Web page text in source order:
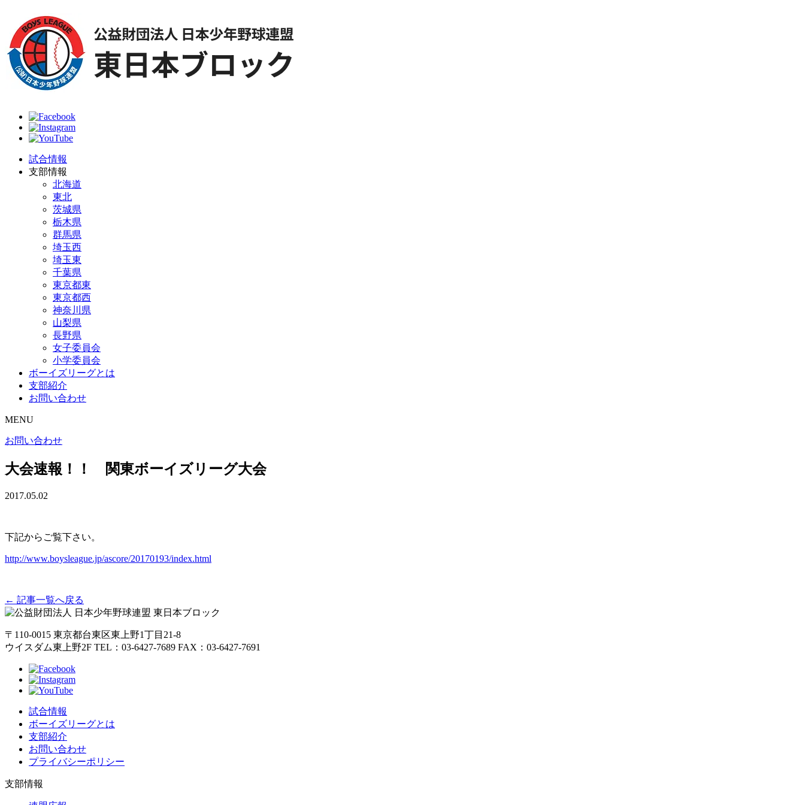
試合情報
支部情報
北海道
東北
茨城県
栃木県
群馬県
埼玉西
埼玉東
千葉県
東京都東
東京都西
神奈川県
山梨県
長野県
女子委員会
小学委員会
ボーイズリーグとは
支部紹介
お問い合わせ
MENU
お問い合わせ
大会速報！！ 関東ボーイズリーグ大会
2017.05.02
下記からご覧下さい。
http://www.boysleague.jp/ascore/20170193/index.html
← 記事一覧へ戻る
〒110-0015 東京都台東区東上野1丁目21-8
ウイスダム東上野2F TEL：03-6427-7689 FAX：03-6427-7691
試合情報
ボーイズリーグとは
支部紹介
お問い合わせ
プライバシーポリシー
支部情報